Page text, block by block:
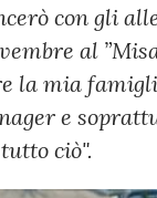
con gli
al
la mia
e
ciò".